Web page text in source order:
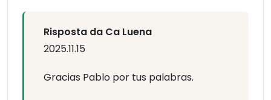
Risposta da Ca Luena
2025.11.15
Gracias Pablo por tus palabras.